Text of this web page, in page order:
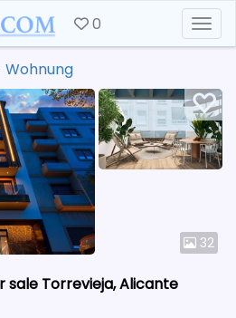
0
Wohnung
32
sale Torrevieja, Alicante